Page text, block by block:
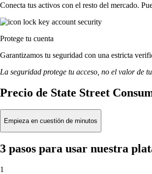
Conecta tus activos con el resto del mercado.
Protege tu cuenta
Garantizamos tu seguridad con una estricta
La seguridad protege tu acceso, no el valor de
Precio de State Street
Empieza en cuestión de minutos
3 pasos para usar nuestra
1